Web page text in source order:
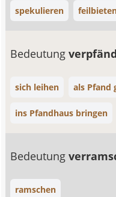
spekulieren
Bedeutung
sich leihen als Pfand
ins Pfandhaus bringen
Bedeutung
ramschen